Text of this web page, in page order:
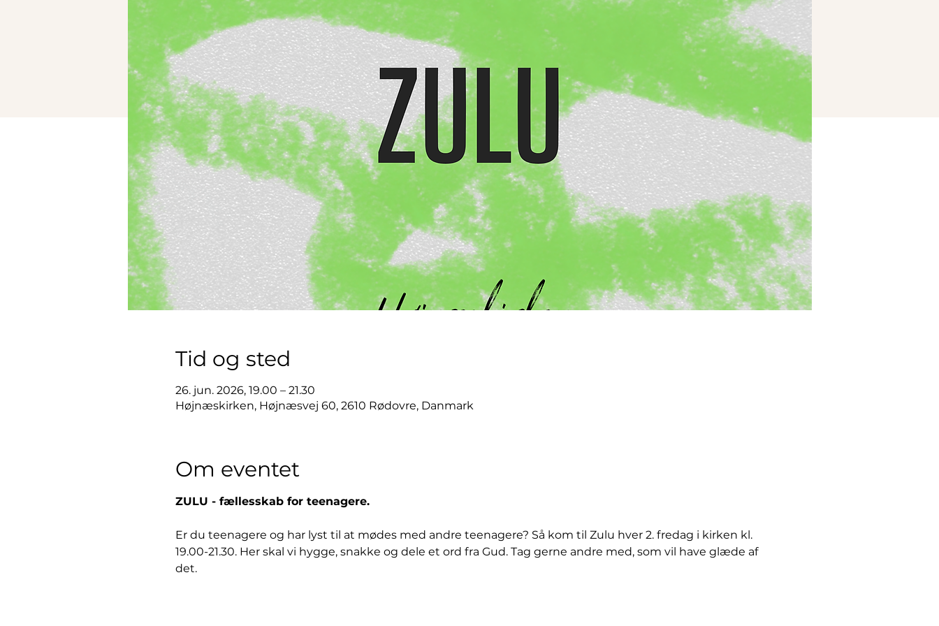
Tid og sted
26. jun. 2026, 19.00 – 21.30
Højnæskirken, Højnæsvej 60, 2610 Rødovre, Danmark
Om eventet
ZULU - fællesskab for teenagere.
Er du teenagere og har lyst til at mødes med andre teenagere? Så kom til Zulu hver 2. fredag i kirken kl.
19.00-21.30. Her skal vi hygge, snakke og dele et ord fra Gud. Tag gerne andre med, som vil have glæde af
det.